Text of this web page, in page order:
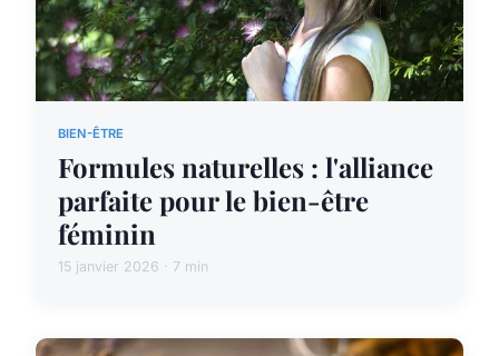
BIEN-ÊTRE
Formules naturelles : l'alliance
parfaite pour le bien-être
féminin
15 janvier 2026 · 7 min